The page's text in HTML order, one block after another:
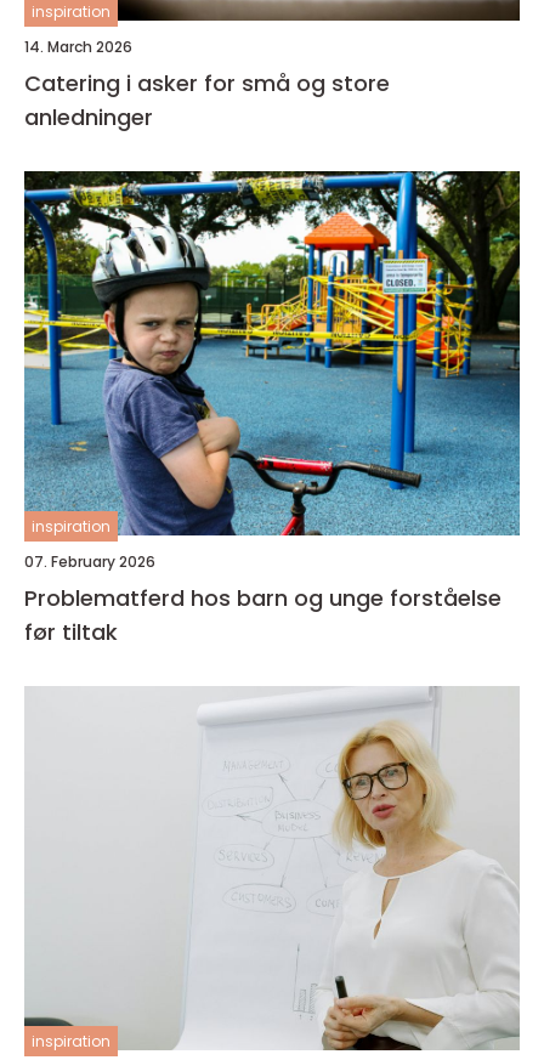
inspiration
14. March 2026
Catering i asker for små og store
anledninger
inspiration
07. February 2026
Problematferd hos barn og unge forståelse
før tiltak
inspiration